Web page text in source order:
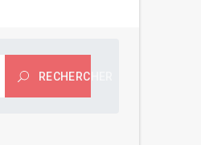
RECHERCHER